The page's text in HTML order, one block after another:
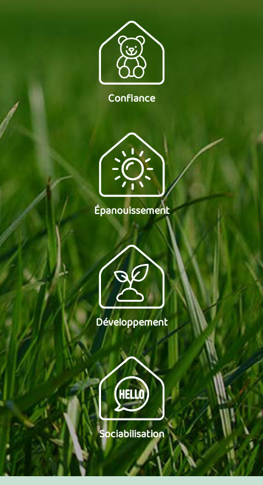
Confiance
Épanouissement
Développement
Sociabilisation